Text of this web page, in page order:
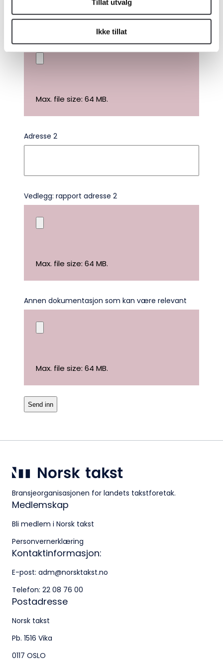
Tillat utvalg
Ikke tillat
Medlemskap
Kurs og konferanser
Kompetanse
Forbruker
Aktuelt
Bli medlem
Logg inn
Besøksadresse:
Klingenberggt. 7A, 0161 Oslo
Pb. 1516 Vika, 0117 OSLO
956 955 211
Vedlegg: rapport adresse 1
Max. file size: 64 MB.
Adresse 2
Vedlegg: rapport adresse 2
Max. file size: 64 MB.
Annen dokumentasjon som kan være relevant
Max. file size: 64 MB.
Bransjeorganisasjonen for landets takstforetak.
Medlemskap
Bli medlem i Norsk takst
Personvernerklæring
Kontaktinformasjon:
E-post: adm@norsktakst.no
Telefon: 22 08 76 00
Postadresse
Norsk takst
Pb. 1516 Vika
0117 OSLO